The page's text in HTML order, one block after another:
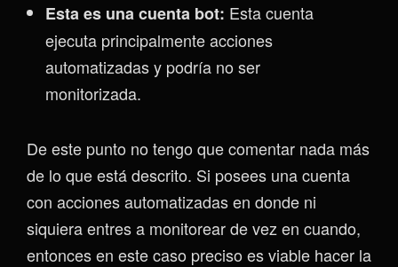
Esta es una cuenta bot: Esta cuenta
ejecuta principalmente acciones
automatizadas y podría no ser
monitorizada.
De este punto no tengo que comentar nada más
de lo que está descrito. Si posees una cuenta
con acciones automatizadas en donde ni
siquiera entres a monitorear de vez en cuando,
entonces en este caso preciso es viable hacer la